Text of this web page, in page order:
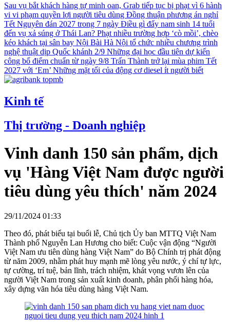
Sau vụ bắt khách hàng tự minh oan, Grab tiếp tục bị phạt vì 6 hành
vi vi phạm quyền lợi người tiêu dùng Đồng thuận phương án nghỉ
Tết Nguyên đán 2027 trong 7 ngày Điều gì đẩy nam sinh 14 tuổi
đến vụ xả súng ở Thái Lan? Phạt nhiều trường hợp ‘cò mồi’, chèo
kéo khách tại sân bay Nội Bài Hà Nội tổ chức nhiều chương trình
nghệ thuật dịp Quốc khánh 2/9 Những đại học đầu tiên dự kiến
công bố điểm chuẩn từ ngày 9/8 Trấn Thành trở lại mùa phim Tết
2027 với ‘Em’ Những mặt tối của động cơ diesel ít người biết
Kinh tế
Thị trường - Doanh nghiệp
Vinh danh 150 sản phẩm, dịch
vụ 'Hàng Việt Nam được người
tiêu dùng yêu thích' năm 2024
29/11/2024 01:33
Theo đó, phát biểu tại buổi lễ, Chủ tịch Ủy ban MTTQ Việt Nam
Thành phố Nguyễn Lan Hương cho biết: Cuộc vận động “Người
Việt Nam ưu tiên dùng hàng Việt Nam” do Bộ Chính trị phát động
từ năm 2009, nhằm phát huy mạnh mẽ lòng yêu nước, ý chí tự lực,
tự cường, trí tuệ, bản lĩnh, trách nhiệm, khát vọng vươn lên của
người Việt Nam trong sản xuất kinh doanh, phân phối hàng hóa,
xây dựng văn hóa tiêu dùng hàng Việt Nam.